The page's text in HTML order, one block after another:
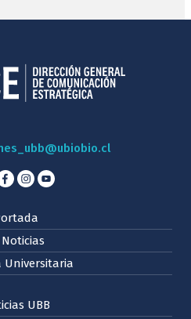
Noticias
Universitaria
UBB